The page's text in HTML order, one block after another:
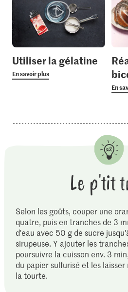
Utiliser la gélatine
En savoir plus
En
Le p'tit
Selon les goûts, couper une
quatre, puis en tranches de 3
d'eau avec 50 g de sucre
sirupeuse. Y ajouter les
poursuivre la cuisson env. 3
du papier sulfurisé et les
la tourte.